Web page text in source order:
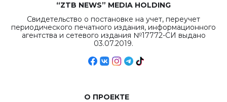
“ZTB NEWS” MEDIA HOLDING
Свидетельство о постановке на учет, переучет
периодического печатного издания, информационного
агентства и сетевого издания №17772-СИ выдано
03.07.2019.
О ПРОЕКТЕ